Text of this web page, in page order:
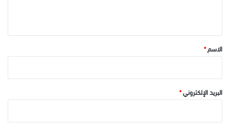
*الاسم*
البريد الإلكتروني*